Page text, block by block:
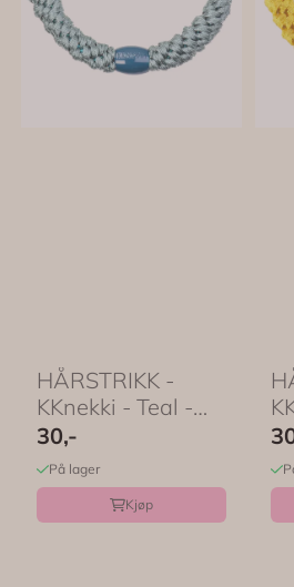
HÅRSTRIKK -
KKnekki - Teal -
Bon Dep
30,-
På lager
Kjøp